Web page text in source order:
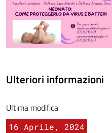
Ulteriori informazioni
Ultima modifica
16 Aprile, 2024